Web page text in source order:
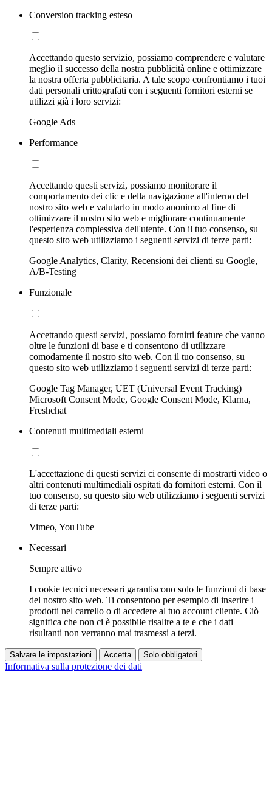
Conversion tracking esteso
Accettando questo servizio, possiamo comprendere e valutare
meglio il successo della nostra pubblicità online e ottimizzare
la nostra offerta pubblicitaria. A tale scopo confrontiamo i tuoi
dati personali crittografati con i seguenti fornitori esterni se
utilizzi già i loro servizi:
Google Ads
Performance
Accettando questi servizi, possiamo monitorare il
comportamento dei clic e della navigazione all'interno del
nostro sito web e valutarlo in modo anonimo al fine di
ottimizzare il nostro sito web e migliorare continuamente
l'esperienza complessiva dell'utente. Con il tuo consenso, su
questo sito web utilizziamo i seguenti servizi di terze parti:
Google Analytics, Clarity, Recensioni dei clienti su Google,
A/B-Testing
Funzionale
Accettando questi servizi, possiamo fornirti feature che vanno
oltre le funzioni di base e ti consentono di utilizzare
comodamente il nostro sito web. Con il tuo consenso, su
questo sito web utilizziamo i seguenti servizi di terze parti:
Google Tag Manager, UET (Universal Event Tracking)
Microsoft Consent Mode, Google Consent Mode, Klarna,
Freshchat
Contenuti multimediali esterni
L'accettazione di questi servizi ci consente di mostrarti video o
altri contenuti multimediali ospitati da fornitori esterni. Con il
tuo consenso, su questo sito web utilizziamo i seguenti servizi
di terze parti:
Vimeo, YouTube
Necessari
Sempre attivo
I cookie tecnici necessari garantiscono solo le funzioni di base
del nostro sito web. Ti consentono per esempio di inserire i
prodotti nel carrello o di accedere al tuo account cliente. Ciò
significa che non ci è possibile risalire a te e che i dati
risultanti non verranno mai trasmessi a terzi.
Salvare le impostazioni Accetta Solo obbligatori
Informativa sulla protezione dei dati